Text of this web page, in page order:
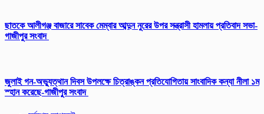
ছাতকে আলীগঞ্জ বাজারে সাবেক মেম্বার আব্দুন নুরের উপর সন্ত্রাসী হামলায় প্রতিবাদ সভা-
গাজীপুর সংবাদ
জুলাই গন-অভ্যুত্থান দিবস উপলক্ষে চিত্রাঙ্কন প্রতিযোগিতায় সাংবাদিক কন্যা নীলা ১ম
স্হান করেছে-গাজীপুর সংবাদ